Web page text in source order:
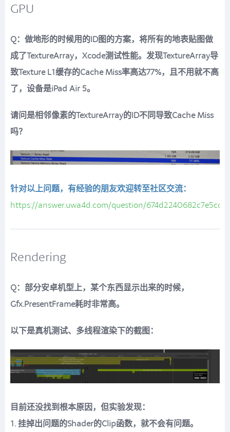
GPU
Q：做地形的时候用的ID图的方案，将所有的地表贴图做
成了TextureArray，Xcode测试性能。发现TextureArray导
致Texture L1缓存的Cache Miss率高达77%，且不用就不高
了，设备是iPad Air 5。
请问是相邻像素的TextureArray的ID不同导致Cache Miss
吗？
针对以上问题，有经验的朋友欢迎转至社区交流：
https://answer.uwa4d.com/question/
Rendering
Q：部分安卓机型上，某个东西显示出来的时候，
Gfx.PresentFrame耗时非常高。
以下是真机测试、多线程渲染下的截图：
目前还没找到根本原因，但实验发现：
1. 挂掉出问题的Shader的Clip函数，就不会有问题。